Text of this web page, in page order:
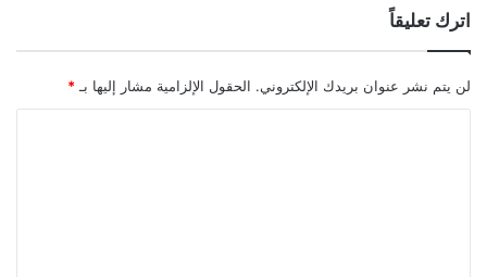
اترك تعليقاً
لن يتم نشر عنوان بريدك الإلكتروني. الحقول الإلزامية مشار إليها بـ *